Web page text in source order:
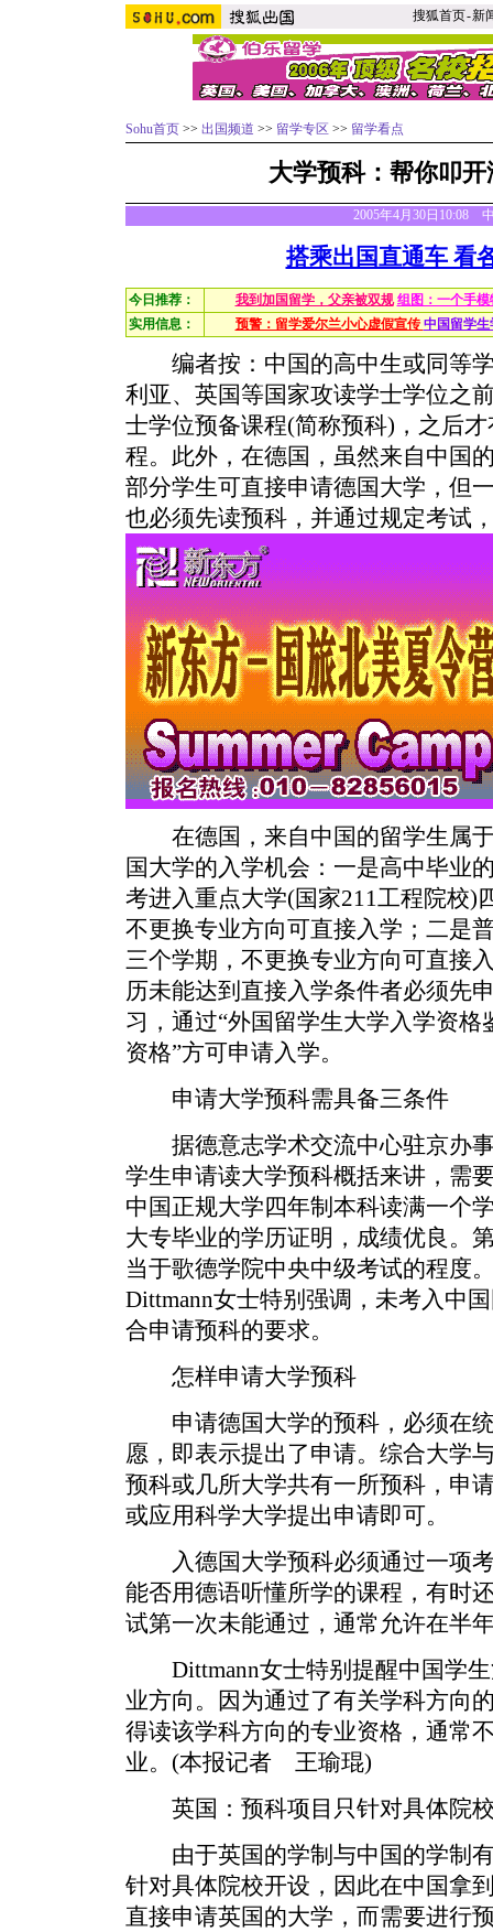
搜狐首页-新
Sohu首页 >> 出国频道 >> 留学专区 >> 留学看点
大学预科：帮你叩
2005年4月30日10:08
搭乘出国直通车 看
今日推荐： 我到加国留学，父亲被双规 组图：一个手
实用信息：
预警：留学爱尔兰小心虚假宣传 中国留学
编者按：中国的高中生或同等学
利亚、英国等国家攻读学士学位之
士学位预备课程(简称预科)，之后
程。此外，在德国，虽然来自中国
部分学生可直接申请德国大学，但
也必须先读预科，并通过规定考试
在德国，来自中国的留学生属于
国大学的入学机会：一是高中毕业
考进入重点大学(国家211工程院校)
不更换专业方向可直接入学；二是
三个学期，不更换专业方向可直接
历未能达到直接入学条件者必须先
习，通过“外国留学生大学入学资格
资格”方可申请入学。
申请大学预科需具备三条件
据德意志学术交流中心驻京办事
学生申请读大学预科概括来讲，需
中国正规大学四年制本科读满一个
大专毕业的学历证明，成绩优良。
当于歌德学院中央中级考试的程度
Dittmann女士特别强调，未考入中
合申请预科的要求。
怎样申请大学预科
申请德国大学的预科，必须在统
愿，即表示提出了申请。综合大学
预科或几所大学共有一所预科，申
或应用科学大学提出申请即可。
入德国大学预科必须通过一项考
能否用德语听懂所学的课程，有时
试第一次未能通过，通常允许在半
Dittmann女士特别提醒中国学生
业方向。因为通过了有关学科方向
得读该学科方向的专业资格，通常
业。(本报记者 王瑜琨)
英国：预科项目只针对具体院
由于英国的学制与中国的学制有
针对具体院校开设，因此在中国拿
直接申请英国的大学，而需要进行